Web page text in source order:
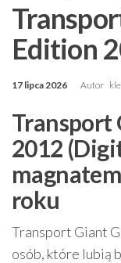
Edition
17 lipca 2026 Autor
Transport
2012
roku
Transport Giant
osób, które lubią